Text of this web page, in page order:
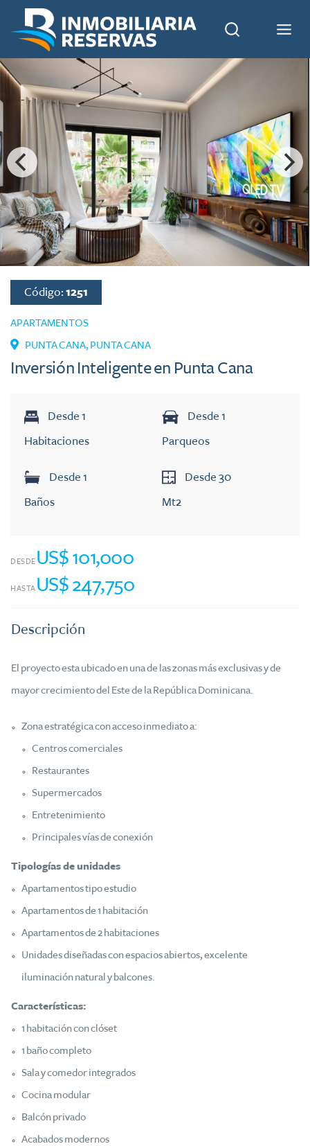
Código: 1251
APARTAMENTOS
PUNTA CANA, PUNTA CANA
Inversión Inteligente en Punta Cana
Desde1
Habitaciones
Desde1
Baños
Desde1
Parqueos
Desde 30
Mt2
DESDE US$ 101,000
HASTA US$ 247,750
Descripción
El proyecto esta ubicado en una de las zonas más exclusivas y de
mayor crecimiento del Este de la República Dominicana.
Zona estratégica con acceso inmediato a:
Centros comerciales
Restaurantes
Supermercados
Entretenimiento
Principales vías de conexión
Tipologías de unidades
Apartamentos tipo estudio
Apartamentos de 1 habitación
Apartamentos de 2 habitaciones
Unidades diseñadas con espacios abiertos, excelente
iluminación natural y balcones.
Características:
1 habitación con clóset
1 baño completo
Sala y comedor integrados
Cocina modular
Balcón privado
Acabados modernos